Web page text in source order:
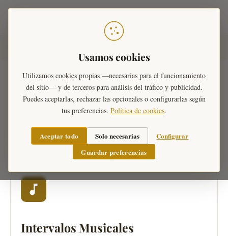
Usamos cookies
Utilizamos cookies propias —necesarias para el funcionamiento
del sitio— y de terceros para análisis del tráfico y publicidad.
Puedes aceptarlas, rechazar las opcionales o configurarlas según
tus preferencias. Política de cookies.
Aceptar todo Solo necesarias
Configurar
Guardar preferencias
Ejercicios musicales
Una colección de 771 test interactivosdiseñados
para todos los niveles de análisis musical.
Intervalos Musicales